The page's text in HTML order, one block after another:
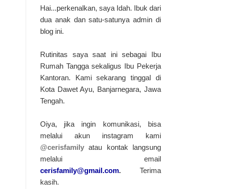
Hai...perkenalkan, saya Idah. Ibuk dari
dua anak dan satu-satunya admin di
blog ini.
Rutinitas saya saat ini sebagai Ibu
Rumah Tangga sekaligus Ibu Pekerja
Kantoran. Kami sekarang tinggal di
Kota Dawet Ayu, Banjarnegara, Jawa
Tengah.
Oiya, jika ingin komunikasi, bisa
melalui akun instagram kami
@cerisfamily atau kontak langsung
melalui email
cerisfamily@gmail.com.Terima
kasih.